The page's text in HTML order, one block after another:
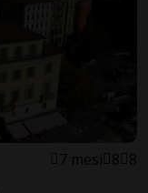
7 mesi 8 8